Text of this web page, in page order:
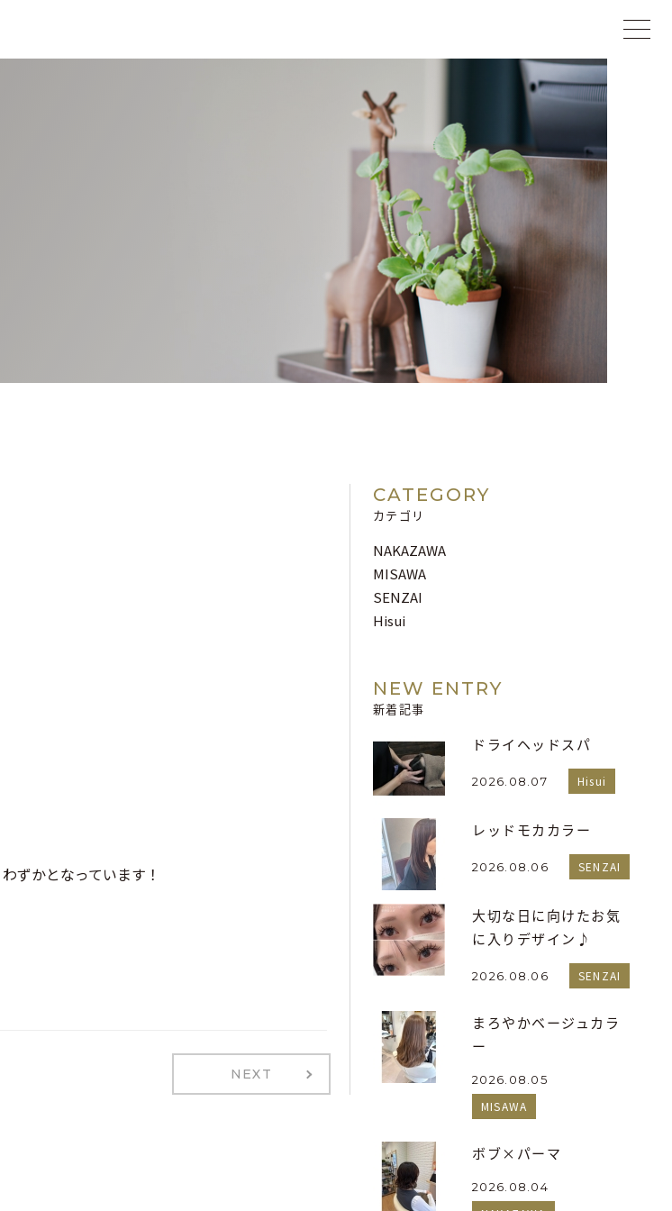
ずかとなっています！
NEXT
CATEGORY
カテゴリ
NAKAZAWA
MISAWA
SENZAI
Hisui
NEW ENTRY
新着記事
ドライヘッドスパ
2026.08.07 Hisui
レッドモカカラー
2026.08.06 SENZAI
大切な日に向けたお気
に入りデザイン♪
2026.08.06 SENZAI
まろやかベージュカラ
ー
2026.08.05
MISAWA
ボブ×パーマ
2026.08.04